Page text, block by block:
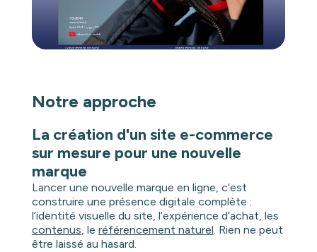
Notre approche
La création d'un site e-commerce
sur mesure pour une nouvelle
marque
Lancer une nouvelle marque en ligne, c’est
construire une présence digitale complète :
l’identité visuelle du site, l’expérience d’achat, les
contenus, le référencement naturel. Rien ne peut
être laissé au hasard.